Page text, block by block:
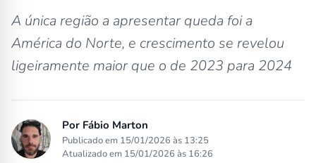
A única região a apresentar queda foi a
América do Norte, e crescimento se revelou
ligeiramente maior que o de 2023 para 2024
Por Fábio Marton
Publicado em 15/01/2026 às 13:25
Atualizado em 15/01/2026 às 16:26